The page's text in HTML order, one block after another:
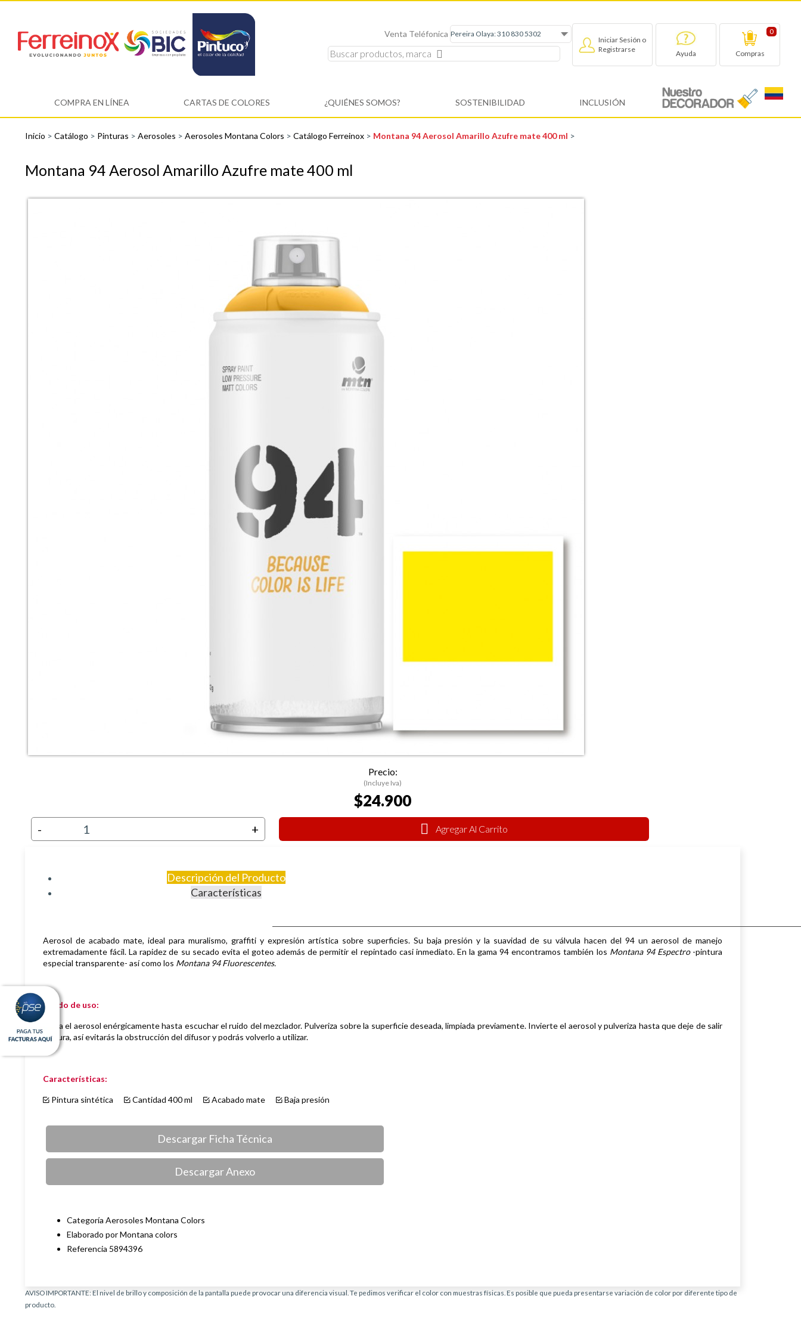
Venta Teléfonica
Iniciar Sesión o
Registrarse
Ayuda
0
Compras
COMPRA EN LÍNEA CARTAS DE COLORES ¿QUIÉNES SOMOS? SOSTENIBILIDAD INCLUSIÓN
Inicio > Catálogo > Pinturas > Aerosoles > Aerosoles Montana Colors > Catálogo Ferreinox > Montana 94 Aerosol Amarillo Azufre mate 400 ml >
Montana 94 Aerosol Amarillo Azufre mate 400 ml
Precio:
(Incluye Iva)
$24.900
- + Agregar Al Carrito
Descripción del Producto
Características
Aerosol de acabado mate, ideal para muralismo, graffiti y expresión artística sobre superficies. Su baja presión y la suavidad de su válvula hacen del 94 un aerosol de manejo
extremadamente fácil. La rapidez de su secado evita el goteo además de permitir el repintado casi inmediato. En la gama 94 encontramos también los Montana 94 Espectro-pintura
especial transparente- así como los Montana 94 Fluorescentes.
Modo de uso:
Agita el aerosol enérgicamente hasta escuchar el ruido del mezclador. Pulveriza sobre la superficie deseada, limpiada previamente. Invierte el aerosol y pulveriza hasta que deje de salir
pintura, así evitarás la obstrucción del difusor y podrás volverlo a utilizar.
Características:
Pintura sintética Cantidad 400 ml Acabado mate Baja presión
Descargar Ficha Técnica
Descargar Anexo
Categoría Aerosoles Montana Colors
Elaborado por Montana colors
Referencia 5894396
AVISO IMPORTANTE: El nivel de brillo y composición de la pantalla puede provocar una diferencia visual. Te pedimos verificar el color con muestras físicas. Es posible que pueda presentarse variación de color por diferente tipo de
producto.